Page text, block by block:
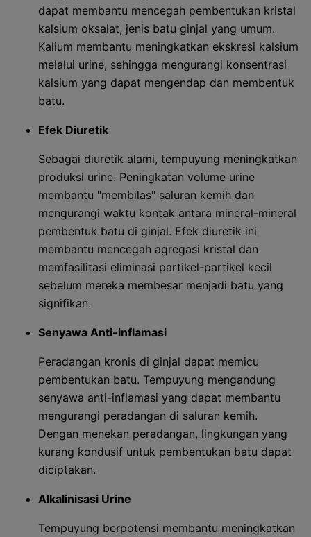
dapat membantu mencegah pembentukan kristal
kalsium oksalat, jenis batu ginjal yang umum.
Kalium membantu meningkatkan ekskresi kalsium
melalui urine, sehingga mengurangi konsentrasi
kalsium yang dapat mengendap dan membentuk
batu.
Efek Diuretik
Sebagai diuretik alami, tempuyung meningkatkan
produksi urine. Peningkatan volume urine
membantu "membilas" saluran kemih dan
mengurangi waktu kontak antara mineral-mineral
pembentuk batu di ginjal. Efek diuretik ini
membantu mencegah agregasi kristal dan
memfasilitasi eliminasi partikel-partikel kecil
sebelum mereka membesar menjadi batu yang
signifikan.
Senyawa Anti-inflamasi
Peradangan kronis di ginjal dapat memicu
pembentukan batu. Tempuyung mengandung
senyawa anti-inflamasi yang dapat membantu
mengurangi peradangan di saluran kemih.
Dengan menekan peradangan, lingkungan yang
kurang kondusif untuk pembentukan batu dapat
diciptakan.
Alkalinisasi Urine
Tempuyung berpotensi membantu meningkatkan